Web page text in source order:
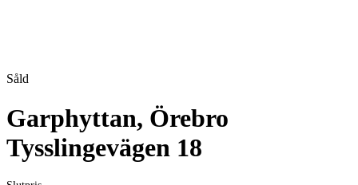
Såld
Garphyttan, Örebro
Tysslingevägen 18